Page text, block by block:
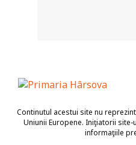
Continutul acestui site nu
Uniunii Europene. Iniţiatorii
informaţiile